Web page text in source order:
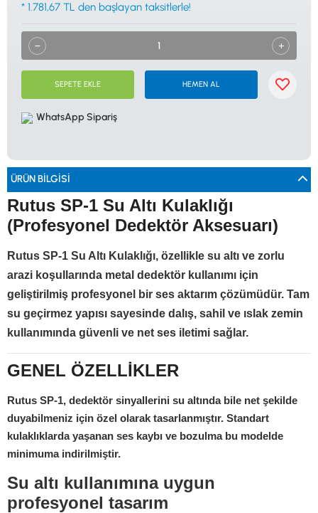
0533 061 73 68 0533 206 6086 0212 222 12 61 0332 321 45 59
Dedektör Dünyası, lider dünya markası dedektörlerin
Türkiye distribitörü olan Tevafuk Elektronik LTD. ŞTİ. resmi satış kanalıdır.
* 1.781,67 TL den başlayan taksitlerle!
SEPETE EKLE HEMEN AL
WhatsApp Sipariş
ÜRÜN BILGISI
Rutus SP-1 Su Altı Kulaklığı
(Profesyonel Dedektör Aksesuarı)
Rutus SP-1 Su Altı Kulaklığı, özellikle su altı ve zorlu
arazi koşullarında metal dedektör kullanımı için
geliştirilmiş profesyonel bir ses aktarım çözümüdür. Tam
su geçirmez yapısı sayesinde dalış, sahil ve ıslak zemin
kullanımında güvenli ve net ses iletimi sağlar.
GENEL ÖZELLİKLER
Rutus SP-1, dedektör sinyallerini su altında bile net şekilde
duyabilmeniz için özel olarak tasarlanmıştır. Standart
kulaklıklarda yaşanan ses kaybı ve bozulma bu modelde
minimuma indirilmiştir.
Su altı kullanımına uygun
profesyonel tasarım